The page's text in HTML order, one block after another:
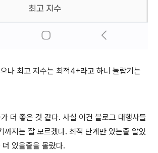
나 최고 지수는 최적4+라고 하니 놀랍기는
더 좋은 것 같다. 사실 이건 블로그 대행사들
까지는 잘 모르겠다. 최적 단계만 있는줄 알았
있을줄을 몰랐다.